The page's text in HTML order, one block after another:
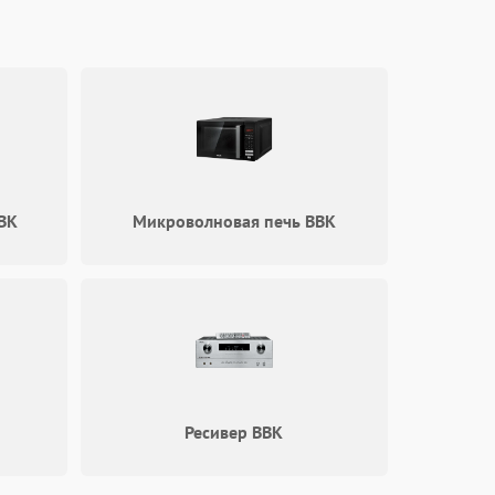
Подробнее →
Подробнее →
Микроволновая печь BBK
Ресивер BBK